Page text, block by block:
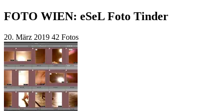
FOTO WIEN: eSeL Foto Tinder
20. März 2019 42 Fotos